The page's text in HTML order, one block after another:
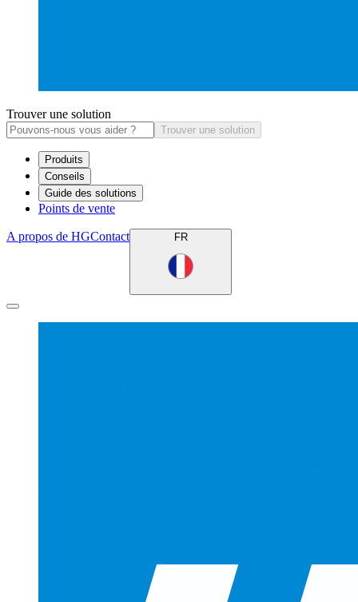
Trouver une solution
Trouver une solution
Produits
Conseils
Guide des solutions
Points de vente
A propos de HGContact FR